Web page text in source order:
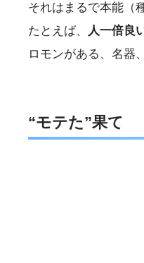
それはまるで本能（
たとえば、
人一倍良
ロモンがある、名器
“モテた”果て